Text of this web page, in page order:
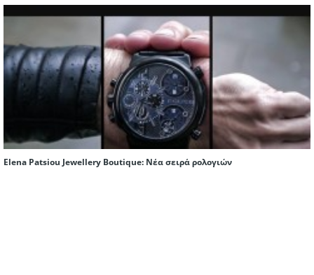
Elena Patsiou Jewellery Boutique: Nέα σειρά ρολογιών